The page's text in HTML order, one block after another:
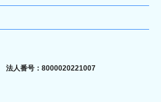
静岡市
法人番号：8000020221007